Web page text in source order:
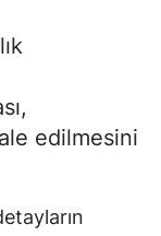
edilmesini